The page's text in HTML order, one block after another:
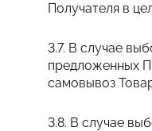
Получателя в
3.7. В случае
предложенных
самовывоз
3.8. В случае